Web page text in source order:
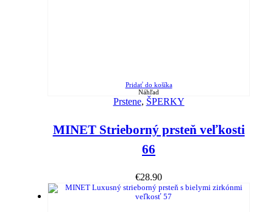
Pridať do košíka
Náhľad
Prstene, ŠPERKY
MINET Strieborný prsteň veľkosti
66
€28.90